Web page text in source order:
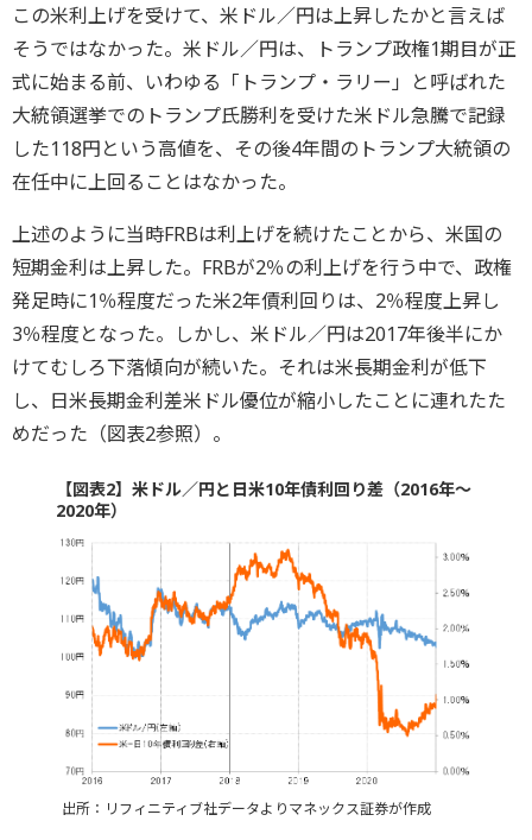
この米利上げを受けて、米ドル／円は上昇したかと言えば
そうではなかった。米ドル／円は、トランプ政権1期目が正
式に始まる前、いわゆる「トランプ・ラリー」と呼ばれた
大統領選挙でのトランプ氏勝利を受けた米ドル急騰で記録
した118円という高値を、その後4年間のトランプ大統領の
在任中に上回ることはなかった。
上述のように当時FRBは利上げを続けたことから、米国の
短期金利は上昇した。FRBが2％の利上げを行う中で、政権
発足時に1％程度だった米2年債利回りは、2％程度上昇し
3％程度となった。しかし、米ドル／円は2017年後半にか
けてむしろ下落傾向が続いた。それは米長期金利が低下
し、日米長期金利差米ドル優位が縮小したことに連れたた
めだった（図表2参照）。
【図表2】米ドル／円と日米10年債利回り差（2016年～
2020年）
出所：リフィニティブ社データよりマネックス証券が作成